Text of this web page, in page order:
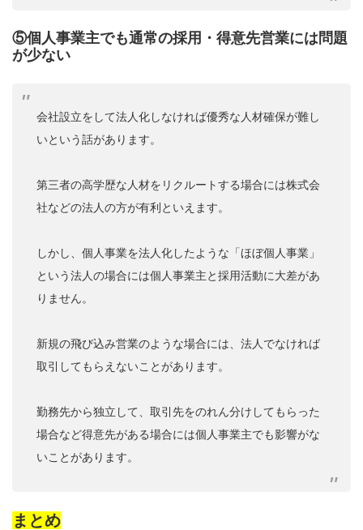
⑤個人事業主でも通常の採用・得意先営業には問題
が少ない
会社設立をして法人化しなければ優秀な人材確保が難し
いという話があります。
第三者の高学歴な人材をリクルートする場合には株式会
社などの法人の方が有利といえます。
しかし、個人事業を法人化したような「ほぼ個人事業」
という法人の場合には個人事業主と採用活動に大差があ
りません。
新規の飛び込み営業のような場合には、法人でなければ
取引してもらえないことがあります。
勤務先から独立して、取引先をのれん分けしてもらった
場合など得意先がある場合には個人事業主でも影響がな
いことがあります。
まとめ